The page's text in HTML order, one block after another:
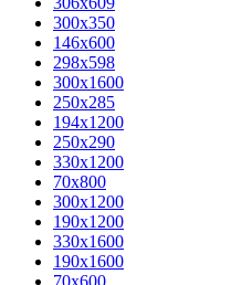
300x350
146x600
298x598
300x1600
250x285
194x1200
250x290
330x1200
70x800
300x1200
190x1200
330x1600
190x1600
70x600